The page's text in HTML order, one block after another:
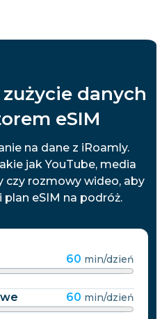
danych
eSIM
na dane z iRoamly.
jak YouTube, media
czy rozmowy wideo, aby
eSIM na podróż.
60 min/dzień
60 min/dzień